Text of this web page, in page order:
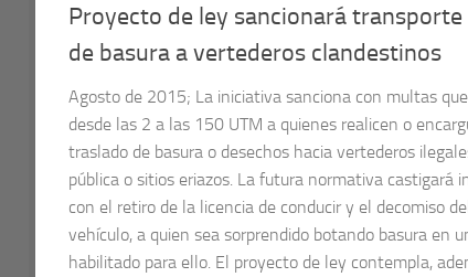
Proyecto de ley sancionará transporte
de basura a vertederos clandestinos
Agosto de 2015; La iniciativa sanciona con multas
desde las 2 a las 150 UTM a quienes realicen o
traslado de basura o desechos hacia vertederos
pública o sitios eriazos. La futura normativa castigará
con el retiro de la licencia de conducir y el decomiso
vehículo, a quien sea sorprendido botando basura en
habilitado para ello. El proyecto de ley contempla,